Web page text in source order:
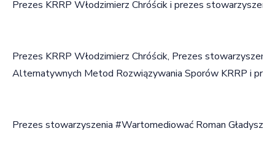
Prezes KRRP Włodzimierz Chróścik i prezes
Prezes KRRP Włodzimierz Chróścik, Prezes
Alternatywnych Metod Rozwiązywania Sporów KRRP i
Prezes stowarzyszenia #Wartomediować Roman Gładysz.